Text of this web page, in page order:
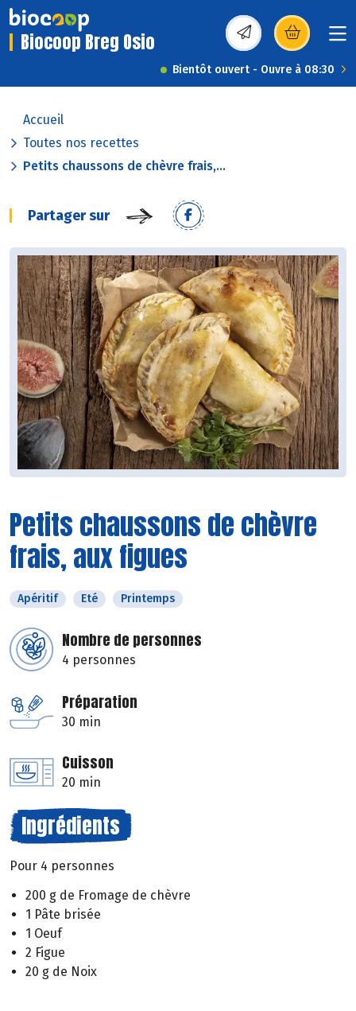
Biocoop Breg Osio (s’ouvre dans une
Bientôt ouvert - Ouvre à 08:30
Accueil
Toutes nos recettes
Petits chaussons de chèvre frais,...
Partager sur
Petits chaussons de chèvre
frais, aux figues
Apéritif Eté Printemps
Nombre de personnes
4 personnes
Préparation
30 min
Cuisson
20 min
Ingrédients
Pour 4 personnes
200 g de Fromage de chèvre
1 Pâte brisée
1 Oeuf
2 Figue
20 g de Noix